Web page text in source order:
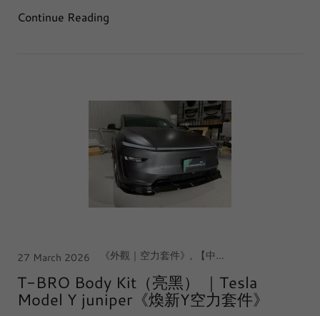
Continue Reading
27 March 2026 《外觀｜空力套件》, 【中台灣｜台中·西屯店】, Tesla Model Y Juniper 煥新Y
T-BRO Body Kit（亮黑） ｜Tesla
Model Y juniper《煥新Y空力套件》